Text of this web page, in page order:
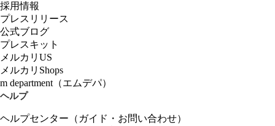
採用情報
プレスリリース
公式ブログ
プレスキット
メルカリUS
メルカリShops
m department（エムデパ）
ヘルプ
ヘルプセンター（ガイド・お問い合わせ）